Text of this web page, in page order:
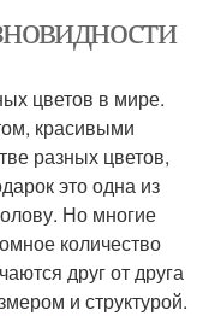
цветов в мире.
красивыми
разных цветов,
это одна из
Но многие
количество
друг от друга
и структурой.